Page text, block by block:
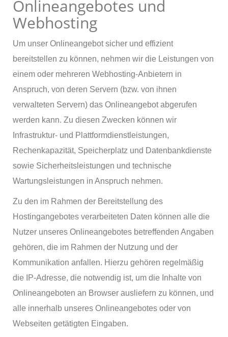
Onlineangebotes und
Webhosting
Um unser Onlineangebot sicher und effizient
bereitstellen zu können, nehmen wir die Leistungen von
einem oder mehreren Webhosting-Anbietern in
Anspruch, von deren Servern (bzw. von ihnen
verwalteten Servern) das Onlineangebot abgerufen
werden kann. Zu diesen Zwecken können wir
Infrastruktur- und Plattformdienstleistungen,
Rechenkapazität, Speicherplatz und Datenbankdienste
sowie Sicherheitsleistungen und technische
Wartungsleistungen in Anspruch nehmen.
Zu den im Rahmen der Bereitstellung des
Hostingangebotes verarbeiteten Daten können alle die
Nutzer unseres Onlineangebotes betreffenden Angaben
gehören, die im Rahmen der Nutzung und der
Kommunikation anfallen. Hierzu gehören regelmäßig
die IP-Adresse, die notwendig ist, um die Inhalte von
Onlineangeboten an Browser ausliefern zu können, und
alle innerhalb unseres Onlineangebotes oder von
Webseiten getätigten Eingaben.